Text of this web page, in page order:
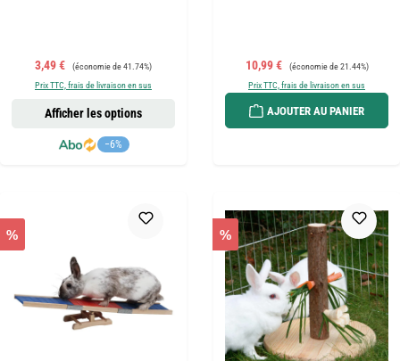
Prix de vente :
3,49 € Prix régulier :
(économie de 41.74%)
Prix TTC, frais de livraison en sus
−6%
Afficher les options
Prix de vente :
10,99 € Prix régulier :
(économie de 21.44%)
Prix TTC, frais de livraison en sus
AJOUTER AU PANIER
% %